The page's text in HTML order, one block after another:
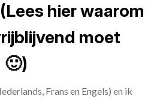
hier waarom
moet
Frans en Engels) en ik